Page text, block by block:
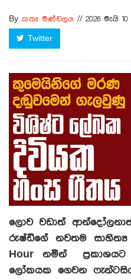
By කතෘ මණ්ඩලය // 2026 මැයි
Twitter
ලොව වඩාත්
රුෂ්ඩිගේ නවතම සාහිත්‍ය
Hour නමින්
ලෝකයක ගෙවන